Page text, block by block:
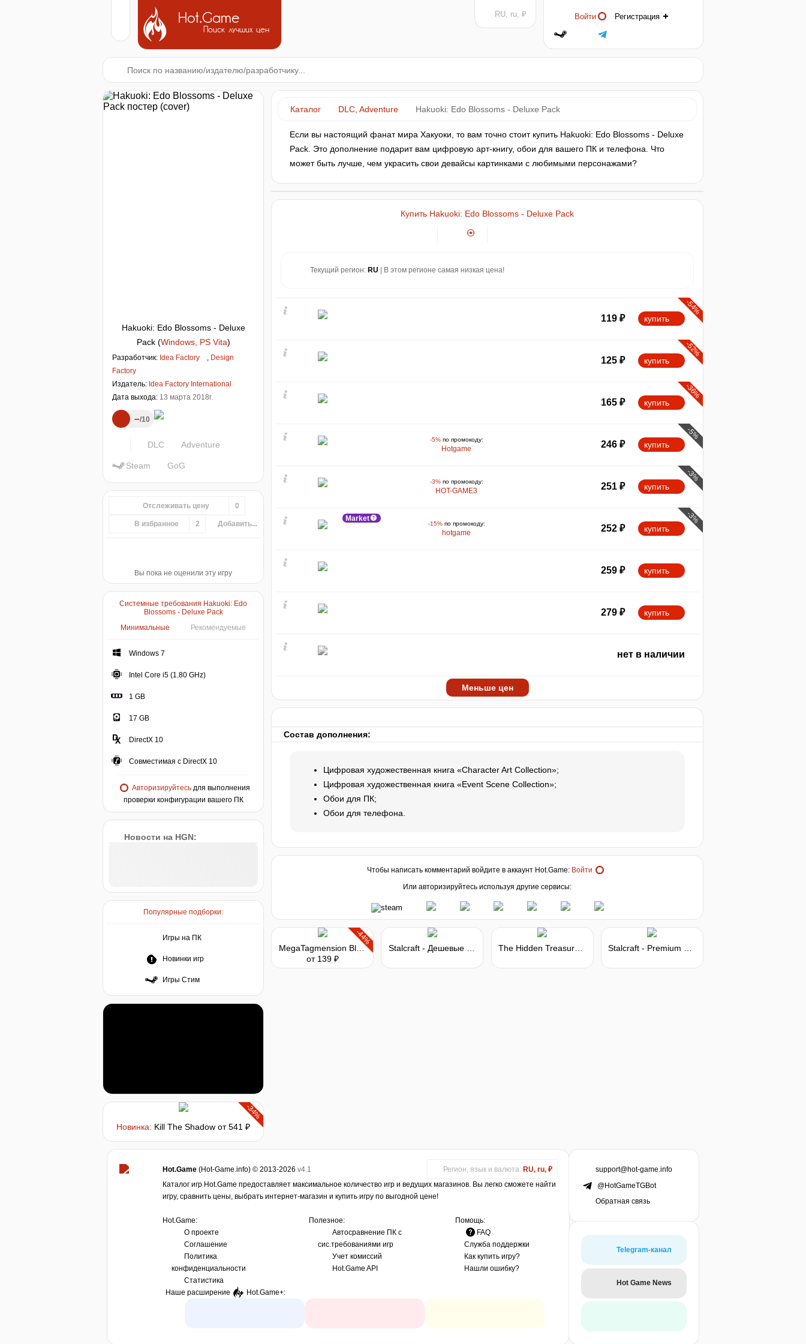
Hot.Game
Поиск лучших цен
Войти Регистрация
RU, ru, ₽
Hakuoki: Edo Blossoms - Deluxe
Pack (Windows, PS Vita)
Разработчик: Idea Factory , Design
Factory
Издатель: Idea Factory International
Дата выхода: 13 марта 2018г.
– 10
DLC Adventure
Steam GoG
Отслеживать цену 0
В избранное 2 Добавить...
Вы пока не оценили эту игру
Системные требования Hakuoki: Edo
Blossoms - Deluxe Pack
Минимальные
Рекомендуемые
Windows 7
Intel Core i5 (1.80 GHz)
1 GB
17 GB
DirectX 10
Совместимая с DirectX 10
Авторизируйтесьдля выполнения
проверки конфигурации вашего ПК
Новости на HGN:
Популярные подборки:
Игры на ПК
Новинки игр
Игры Стим
-34%
Новинка: Kill The Shadow от 541 ₽
Каталог DLC, Adventure Hakuoki: Edo Blossoms - Deluxe Pack
Если вы настоящий фанат мира Хакуоки, то вам точно стоит купить Hakuoki: Edo Blossoms - Deluxe
Pack. Это дополнение подарит вам цифровую арт-книгу, обои для вашего ПК и телефона. Что
может быть лучше, чем украсить свои девайсы картинками с любимыми персонажами?
Купить Hakuoki: Edo Blossoms - Deluxe Pack
Текущий регион: RU | В этом регионе самая низкая цена!
-54%
119 ₽ купить
-52%
125 ₽ купить
-36%
165 ₽ купить
-5%по промокоду:
Hotgame
-5%
246 ₽ купить
-3%по промокоду:
HOT-GAME3
-3%
251 ₽ купить
Market
-15%по промокоду:
hotgame
-3%
252 ₽ купить
259 ₽ купить
279 ₽ купить
нет в наличии
Меньше цен
Состав дополнения:
Цифровая художественная книга «Character Art Collection»;
Цифровая художественная книга «Event Scene Collection»;
Обои для ПК;
Обои для телефона.
Чтобы написать комментарий войдите в аккаунт Hot.Game: Войти
Или авторизируйтесь используя другие сервисы:
-44%
MegaTagmension Blanc + Neptune VS Zombies - Deluxe Pack
от 139 ₽
Hot.Game (Hot-Game.info) © 2013-2026 v4.1 Регион, язык и валюта: RU, ru, ₽
Каталог игр Hot.Game предоставляет максимальное количество игр и ведущих магазинов. Вы легко сможете найти
игру, сравнить цены, выбрать интернет-магазин и купить игру по выгодной цене!
Hot.Game:
О проекте
Соглашение
Политика
конфиденциальности
Статистика
Полезное:
Автосравнение ПК с
сис.требованиями игр
Учет комиссий
Hot.Game API
Помощь:
FAQ
Служба поддержки
Как купить игру?
Нашли ошибку?
Наше расширение Hot.Game+:
support@hot-game.info
@HotGameTGBot
Обратная связь
Telegram-канал
Hot Game News